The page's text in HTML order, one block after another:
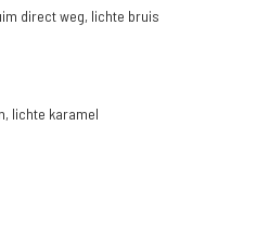
direct weg, lichte bruis
lichte karamel